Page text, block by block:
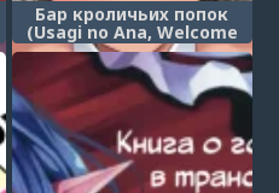
Бар кроличьих попок
(Usagi no Ana, Welcome
to the Rabbit Hole)